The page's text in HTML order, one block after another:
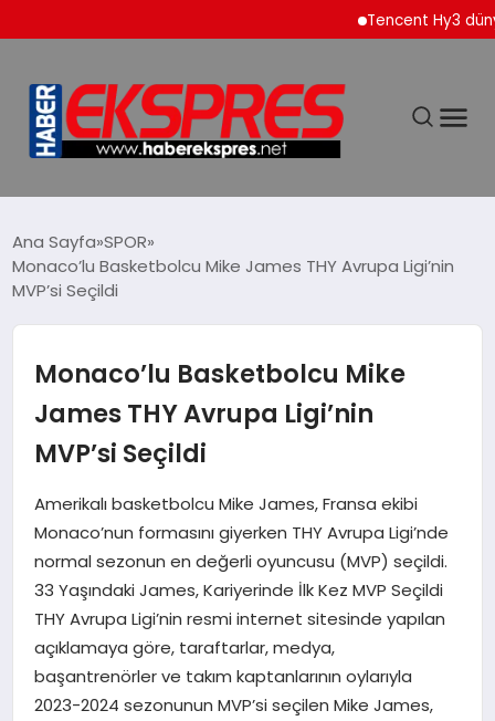
Tencent Hy3 dünya
EKONOMİ
SİYASET
SPOR
TEKNOLOJİ
SAĞLIK
MAGAZİN
Ana Sayfa SPOR
Monaco’lu Basketbolcu Mike James THY Avrupa Ligi’nin
MVP’si Seçildi
Monaco’lu Basketbolcu Mike
James THY Avrupa Ligi’nin
MVP’si Seçildi
Amerikalı basketbolcu Mike James, Fransa ekibi
Monaco’nun formasını giyerken THY Avrupa Ligi’nde
normal sezonun en değerli oyuncusu (MVP) seçildi.
33 Yaşındaki James, Kariyerinde İlk Kez MVP Seçildi
THY Avrupa Ligi’nin resmi internet sitesinde yapılan
açıklamaya göre, taraftarlar, medya,
başantrenörler ve takım kaptanlarının oylarıyla
2023-2024 sezonunun MVP’si seçilen Mike James,